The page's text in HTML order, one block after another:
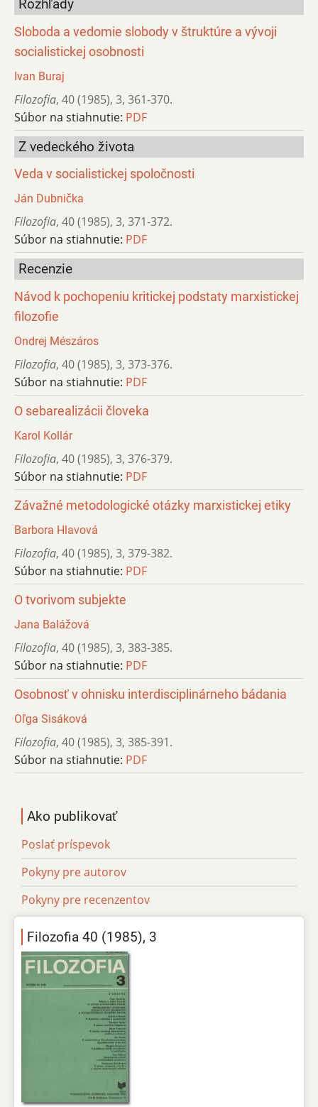
Rozhľady
Sloboda a vedomie slobody v štruktúre a vývoji
socialistickej osobnosti
Ivan Buraj
Filozofia, 40 (1985), 3, 361-370.
Súbor na stiahnutie: PDF
Z vedeckého života
Veda v socialistickej spoločnosti
Ján Dubnička
Filozofia, 40 (1985), 3, 371-372.
Súbor na stiahnutie: PDF
Recenzie
Návod k pochopeniu kritickej podstaty marxistickej
filozofie
Ondrej Mészáros
Filozofia, 40 (1985), 3, 373-376.
Súbor na stiahnutie: PDF
O sebarealizácii človeka
Karol Kollár
Filozofia, 40 (1985), 3, 376-379.
Súbor na stiahnutie: PDF
Závažné metodologické otázky marxistickej etiky
Barbora Hlavová
Filozofia, 40 (1985), 3, 379-382.
Súbor na stiahnutie: PDF
O tvorivom subjekte
Jana Balážová
Filozofia, 40 (1985), 3, 383-385.
Súbor na stiahnutie: PDF
Osobnosť v ohnisku interdisciplinárneho bádania
Oľga Sisáková
Filozofia, 40 (1985), 3, 385-391.
Súbor na stiahnutie: PDF
Ako publikovať
Poslať príspevok
Pokyny pre autorov
Pokyny pre recenzentov
Filozofia 40 (1985), 3